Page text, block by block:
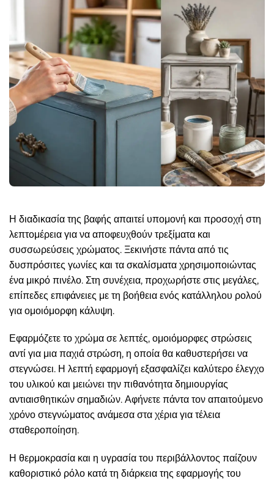
Η διαδικασία της βαφής απαιτεί υπομονή και προσοχή στη
λεπτομέρεια για να αποφευχθούν τρεξίματα και
συσσωρεύσεις χρώματος. Ξεκινήστε πάντα από τις
δυσπρόσιτες γωνίες και τα σκαλίσματα χρησιμοποιώντας
ένα μικρό πινέλο. Στη συνέχεια, προχωρήστε στις μεγάλες,
επίπεδες επιφάνειες με τη βοήθεια ενός κατάλληλου ρολού
για ομοιόμορφη κάλυψη.
Εφαρμόζετε το χρώμα σε λεπτές, ομοιόμορφες στρώσεις
αντί για μια παχιά στρώση, η οποία θα καθυστερήσει να
στεγνώσει. Η λεπτή εφαρμογή εξασφαλίζει καλύτερο έλεγχο
του υλικού και μειώνει την πιθανότητα δημιουργίας
αντιαισθητικών σημαδιών. Αφήνετε πάντα τον απαιτούμενο
χρόνο στεγνώματος ανάμεσα στα χέρια για τέλεια
σταθεροποίηση.
Η θερμοκρασία και η υγρασία του περιβάλλοντος παίζουν
καθοριστικό ρόλο κατά τη διάρκεια της εφαρμογής του